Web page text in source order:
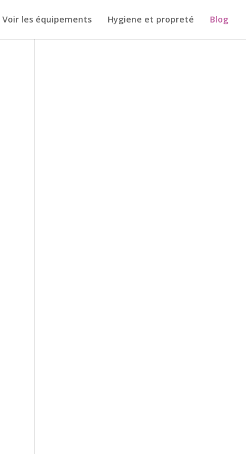
Voir les équipements Hygiene et propreté Blog